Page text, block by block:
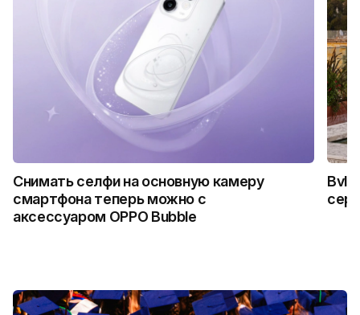
Снимать селфи на основную камеру
смартфона теперь можно с
аксессуаром OPPO Bubble